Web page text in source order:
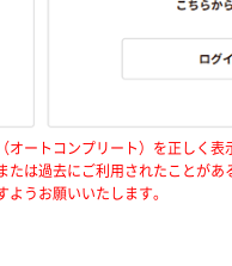
ートコンプリート）を正しく表
は過去にご利用されたことが
うお願いいたします。